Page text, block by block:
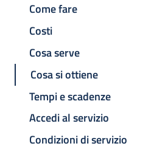
Come fare
Costi
Cosa serve
Cosa si ottiene
Tempi e scadenze
Accedi al servizio
Condizioni di servizio